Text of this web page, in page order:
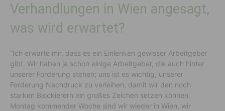
Verhandlungen in Wien angesagt,
was wird erwartet?
“Ich erwarte mir, dass es ein Einlenken gewisser Arbeitgeber
gibt. Wir haben ja schon einige Arbeitgeber, die auch hinter
unserer Forderung stehen; uns ist es wichtig, unserer
Forderung Nachdruck zu verleihen, damit wir den noch
starken Blockierern ein großes Zeichen setzen können.
Montag kommender Woche sind wir wieder in Wien, wir